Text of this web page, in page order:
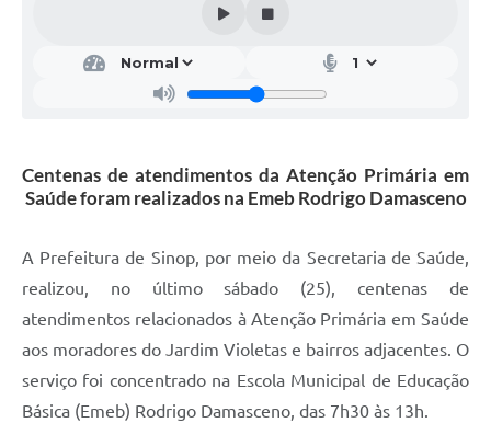
Centenas de atendimentos da Atenção Primária em
Saúde foram realizados na Emeb Rodrigo Damasceno
A Prefeitura de Sinop, por meio da Secretaria de Saúde,
realizou, no último sábado (25), centenas de
atendimentos relacionados à Atenção Primária em Saúde
aos moradores do Jardim Violetas e bairros adjacentes. O
serviço foi concentrado na Escola Municipal de Educação
Básica (Emeb) Rodrigo Damasceno, das 7h30 às 13h.